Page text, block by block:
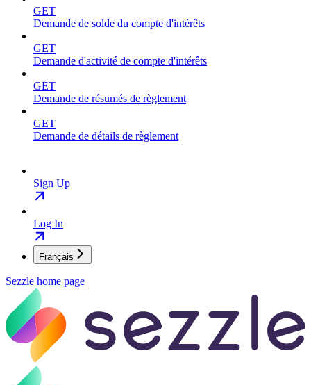
GET
Demande de solde du compte d'intérêts
GET
Demande d'activité de compte d'intérêts
GET
Demande de résumés de règlement
GET
Demande de détails de règlement
Sign Up
Log In
Français
Sezzle home page